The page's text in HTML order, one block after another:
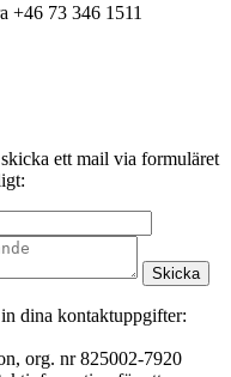
+46 73 346 1511
ett mail via formuläret
dina kontaktuppgifter:
org. nr 825002-7920